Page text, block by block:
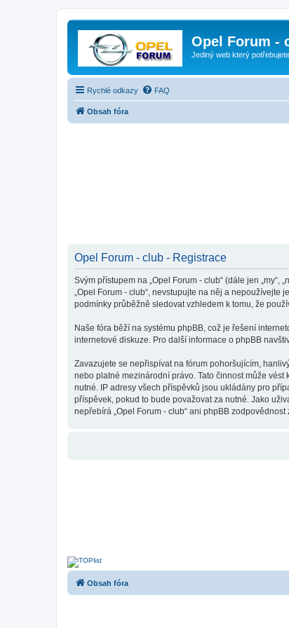
Opel Forum -
Jediný web který
Rychlé odkazy FAQ
Obsah fóra
Opel Forum - club - Registrace
Svým přístupem na „Opel Forum - club“ (dále jen „my“,
„Opel Forum - club“, nevstupujte na něj a
podmínky průběžně sledovat vzhledem k tomu, že
Naše fóra běží na systému phpBB, což je řešení
internetové diskuze. Pro další informace o phpBB
Zavazujete se nepřispívat na fórum pohoršujícím,
nebo platné mezinárodní právo. Tato činnost může
nutné. IP adresy všech příspěvků jsou ukládány pro
příspěvek, pokud to bude považovat za nutné. Jako
nepřebírá „Opel Forum - club“ ani phpBB
Obsah fóra